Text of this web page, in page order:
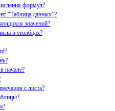
формул?
“Таблица данных”?
значений?
в столбцах?
начале?
с листа?